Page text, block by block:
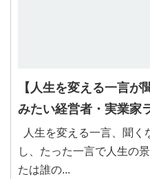
【人生を変える一言
みたい経営者・実業家
人生を変える一言、聞く
し、たった一言で人生の
たは誰の...